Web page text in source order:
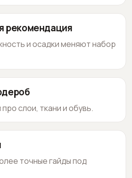
рекомендация
и осадки меняют набор
слои, ткани и обувь.
точные гайды под